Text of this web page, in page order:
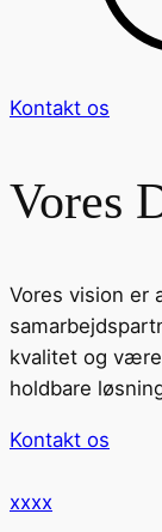
Kontakt os
Vores
Vores vision er
kvalitet og
holdbare
Kontakt os
xxxx